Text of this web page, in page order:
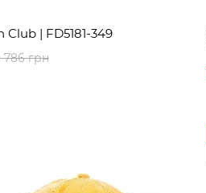
| FD5181-349
786 грн